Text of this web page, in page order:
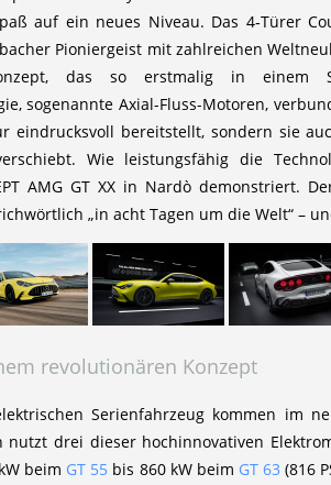
auf ein neues Niveau. Das 4‑Türer
Pioniergeist mit zahlreichen
das so erstmalig in einem
sogenannte Axial-Fluss-Motoren,
eindrucksvoll bereitstellt, sondern sie
Wie leistungsfähig die
AMG GT XX in Nardò demonstriert.
„in acht Tagen um die Welt“ –
revolutionären Konzept
Serienfahrzeug kommen im
nutzt drei dieser hochinnovativen
beim GT 55 bis 860 kW beim GT 63 (816